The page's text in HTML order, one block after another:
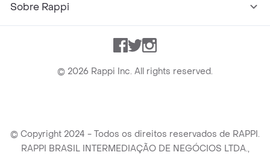
Sobre Rappi
Facebook
TwitterInstagram
© 2026 Rappi Inc. All rights reserved.
© Copyright 2024 - Todos os direitos reservados de RAPPI.
RAPPI BRASIL INTERMEDIAÇÃO DE NEGÓCIOS LTDA.,